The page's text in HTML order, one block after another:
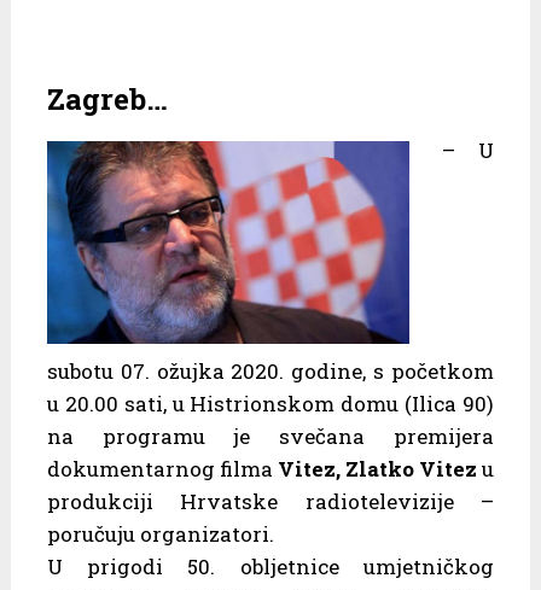
Zagreb…
– U
subotu 07. ožujka 2020. godine, s početkom
u 20.00 sati, u Histrionskom domu (Ilica 90)
na programu je svečana premijera
dokumentarnog filma Vitez, Zlatko Vitez u
produkciji Hrvatske radiotelevizije –
poručuju organizatori.
U prigodi 50. obljetnice umjetničkog